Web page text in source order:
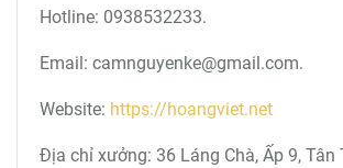
Hotline: 0938532233.
Email: camnguyenke@gmail.com.
Website: https://hoangviet.net
Địa chỉ xưởng: 36 Láng Chà, Ấp 9, Tân